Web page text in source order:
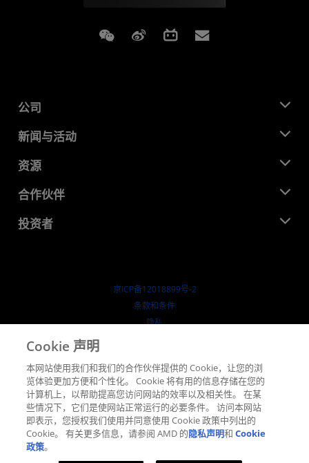
Weixin Weibo Bilibili
公司
关于 AMD
企业责任
就业机会
联系我们
新闻与活动
新闻中心
媒体库
资源
开发中心
成功案例
合作伙伴
AMD 合作伙伴中心
投资者
京ICP备12018899号-2
​条款和条件
隐私
公开公平竞争
英国税收策略
Cookie 政策
Cookie 设置
Cookie 声明
本网站使用我们和我们的合作伙伴提供的 Cookie，让您的浏
览体验更加方便和个性化。 Cookie 将有用的信息存储在您的
计算机上，以帮助提高您访问网站的效率以及相关性。 在某
些情况下，它们是使网站正常运行的必要条件。 访问本网站
即表示，您授权我们使用并同意使用 Cookie 政策中列出的
Cookie。 有关更多信息，请参阅 AMD 的隐私声明和Cookie
政策。